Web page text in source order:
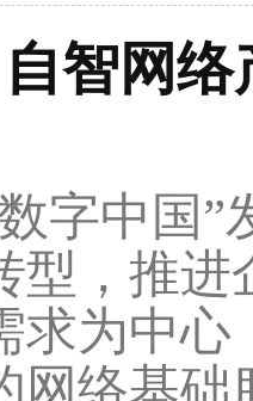
智网
字中国
型，推
求为中
网络基